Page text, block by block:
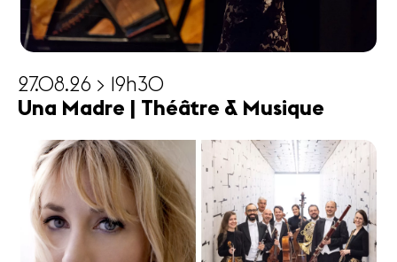
27.08.26 > 19h30
Una Madre | Théâtre & Musique